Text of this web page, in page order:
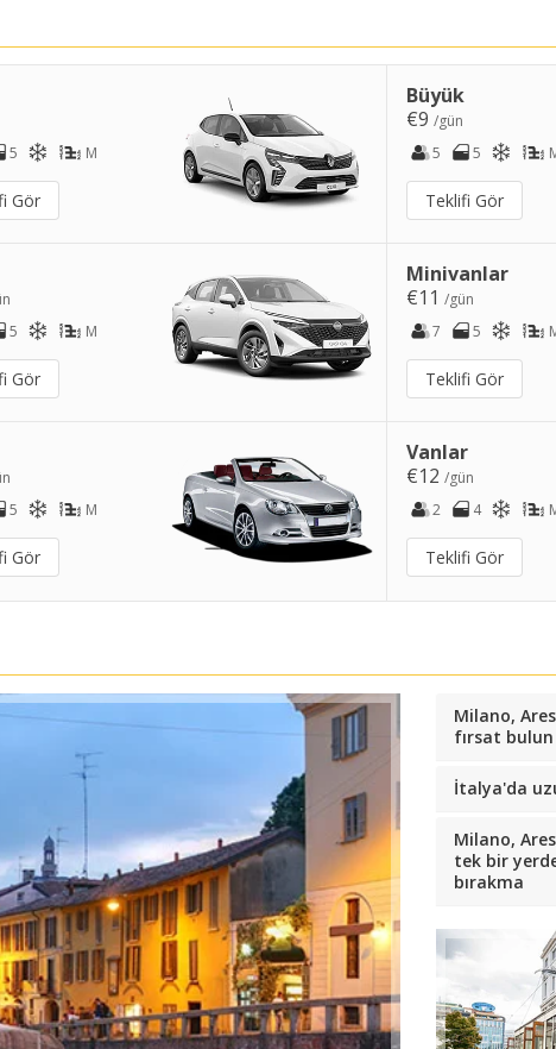
5 M
Gör
Büyük
€9 /gün
5
5
Teklifi Gör
5 M
Gör
Minivanlar
€11 /gün
7
5
Teklifi Gör
5 M
Gör
Vanlar
€12 /gün
2
4
Teklifi Gör
Milano,
fırsat bulun
İtalya'da
Milano,
tek bir
bırakma